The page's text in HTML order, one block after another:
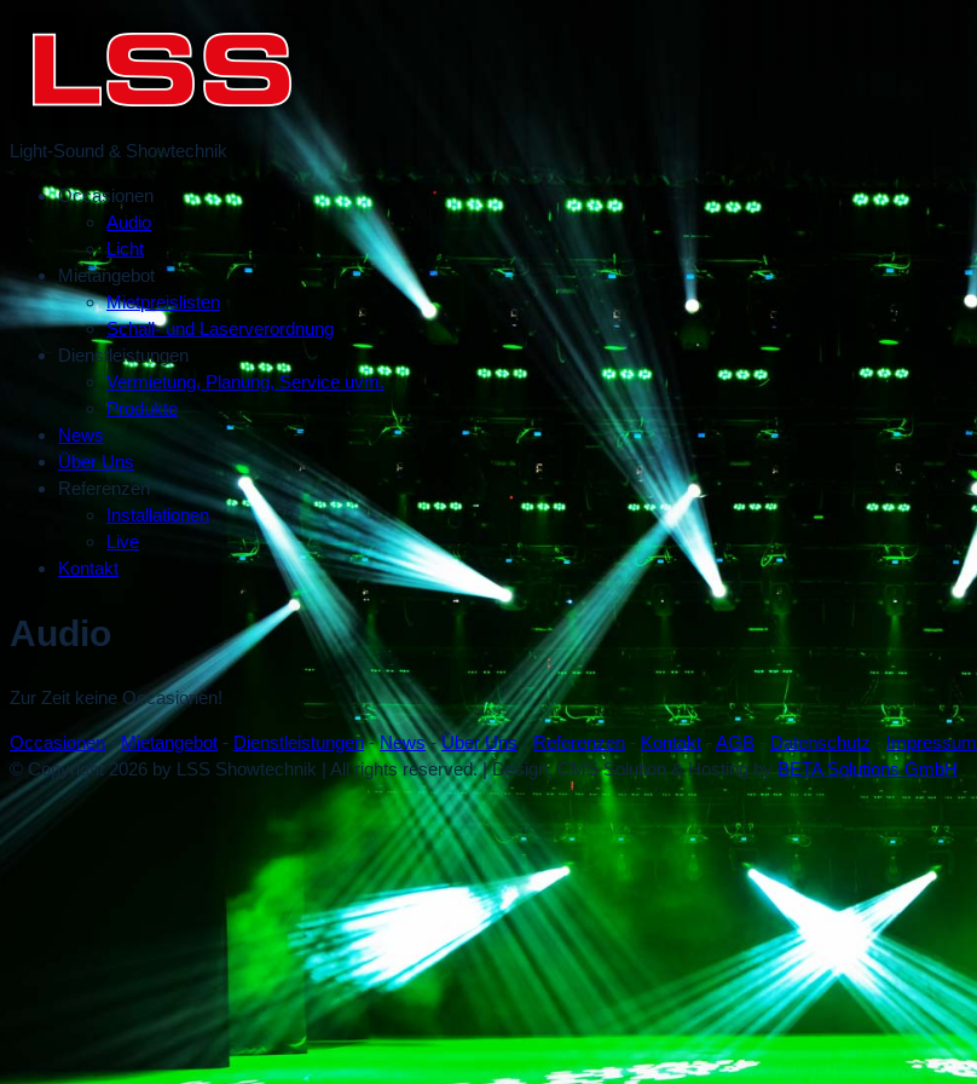
Light-Sound & Showtechnik
Occasionen
Audio
Licht
Mietangebot
Mietpreislisten
Schall- und Laserverordnung
Dienstleistungen
Vermietung, Planung, Service uvm.
Produkte
News
Über Uns
Referenzen
Installationen
Live
Kontakt
Audio
Zur Zeit keine Occasionen!
Occasionen-Mietangebot - Dienstleistungen-News-Über Uns- Referenzen - Kontakt - AGB - Datenschutz - Impressum
© Copyright 2026 by LSS Showtechnik | All rights reserved. | Design, CMS Solution & Hosting by BETA Solutions GmbH